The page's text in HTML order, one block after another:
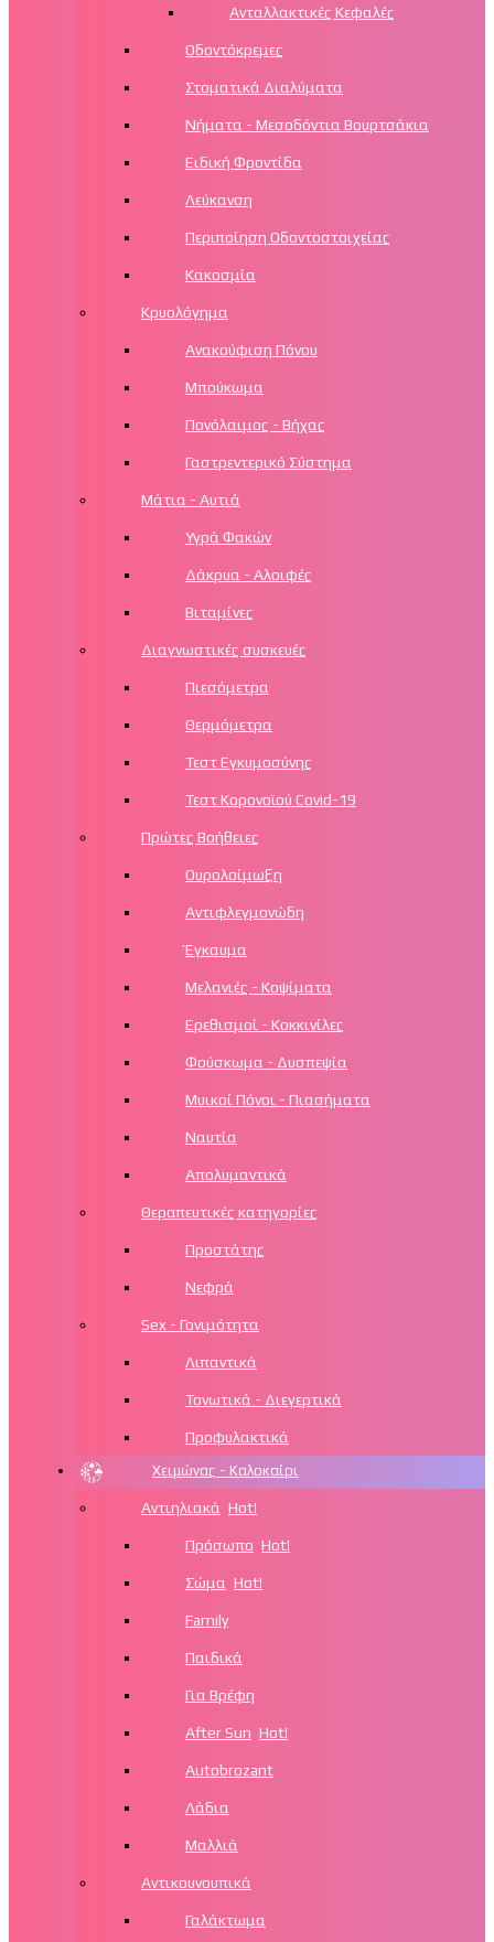
Ανταλλακτικές Κεφαλές
Οδοντόκρεμες
Στοματικά Διαλύματα
Νήματα - Μεσοδόντια Βουρτσάκια
Ειδική Φροντίδα
Λεύκανση
Περιποίηση Οδοντοστοιχείας
Κακοσμία
Κρυολόγημα
Ανακούφιση Πόνου
Μπούκωμα
Πονόλαιμος - Βήχας
Γαστρεντερικό Σύστημα
Μάτια - Αυτιά
Υγρά Φακών
Δάκρυα - Αλοιφές
Βιταμίνες
Διαγνωστικές συσκευές
Πιεσόμετρα
Θερμόμετρα
Τεστ Εγκυμοσύνης
Τεστ Κορονοϊού Covid-19
Πρώτες Βοήθειες
Ουρολοίμωξη
Αντιφλεγμονώδη
Έγκαυμα
Μελανιές - Κοψίματα
Ερεθισμοί - Κοκκινίλες
Φούσκωμα - Δυσπεψία
Μυικοί Πόνοι - Πιασήματα
Ναυτία
Απολυμαντικά
Θεραπευτικές κατηγορίες
Προστάτης
Νεφρά
Sex - Γονιμότητα
Λιπαντικά
Τονωτικά - Διεγερτικά
Προφυλακτικά
Χειμώνας - Καλοκαίρι
Αντιηλιακά Hot!
Πρόσωπο Hot!
Σώμα Hot!
Family
Παιδικά
Για Βρέφη
After Sun Hot!
Autobrozant
Λάδια
Μαλλιά
Αντικουνουπικά
Γαλάκτωμα